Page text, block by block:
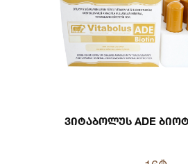
Ვიტაბოლუს ADE